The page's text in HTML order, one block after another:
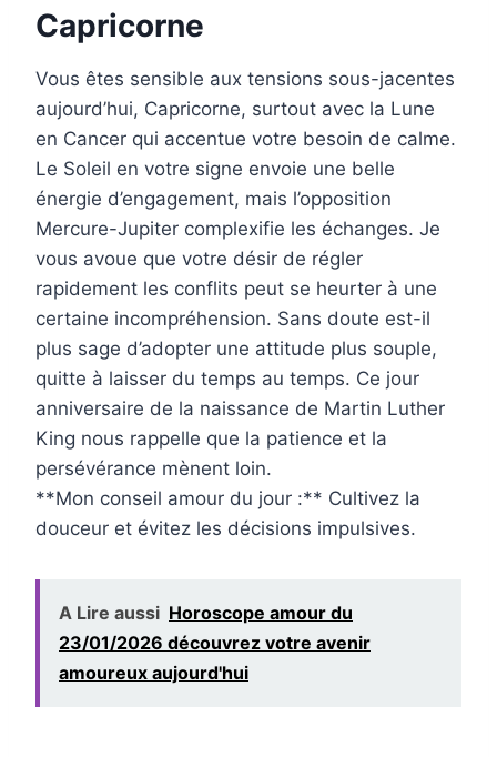
Capricorne
Vous êtes sensible aux tensions sous-jacentes
aujourd’hui, Capricorne, surtout avec la Lune
en Cancer qui accentue votre besoin de calme.
Le Soleil en votre signe envoie une belle
énergie d’engagement, mais l’opposition
Mercure-Jupiter complexifie les échanges. Je
vous avoue que votre désir de régler
rapidement les conflits peut se heurter à une
certaine incompréhension. Sans doute est-il
plus sage d’adopter une attitude plus souple,
quitte à laisser du temps au temps. Ce jour
anniversaire de la naissance de Martin Luther
King nous rappelle que la patience et la
persévérance mènent loin.
**Mon conseil amour du jour :** Cultivez la
douceur et évitez les décisions impulsives.
A Lire aussi Horoscope amour du
23/01/2026 découvrez votre avenir
amoureux aujourd'hui